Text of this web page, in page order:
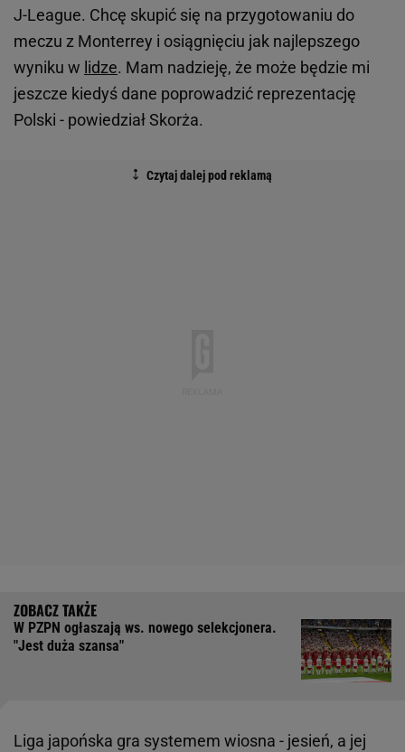
J-League. Chcę skupić się na przygotowaniu do
meczu z Monterrey i osiągnięciu jak najlepszego
wyniku w lidze. Mam nadzieję, że może będzie mi
jeszcze kiedyś dane poprowadzić reprezentację
Polski - powiedział Skorża.
W PZPN ogłaszają ws. nowego selekcjonera.
"Jest duża szansa"
Liga japońska gra systemem wiosna - jesień, a jej